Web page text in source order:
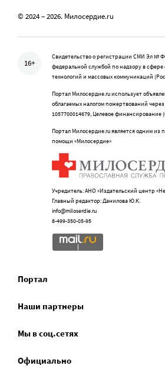
© 2024 – 2026. Милосердие.ru
16+
Свидетельство о регистрации СМИ Эл №
федеральной службой по надзору в
технологий и массовых коммуникаций
Портал Милосердие.ru использует
облагаемых налогом пожертвований
1057700014679, Целевое финансирование
Портал Милосердие.ru является одним из
помощи «Милосердие»
Учредитель: АНО «Издательский центр
Главный редактор: Данилова Ю.К.
info@miloserdie.ru
8-499-350-05-95
Портал
Наши партнеры
Мы в соц.сетях
Официально